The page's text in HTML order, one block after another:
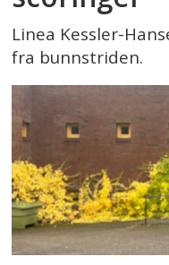
Linea Kessler-
fra bunnstriden.